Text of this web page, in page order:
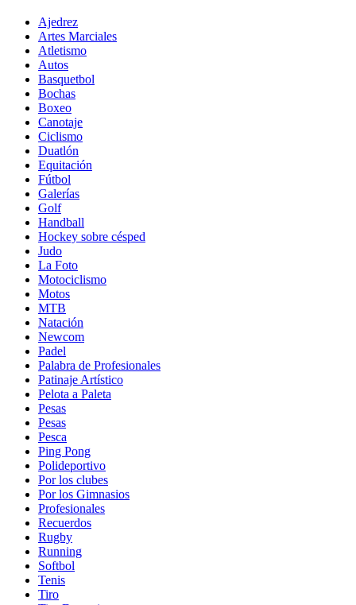
Ajedrez
Artes Marciales
Atletismo
Autos
Basquetbol
Bochas
Boxeo
Canotaje
Ciclismo
Duatlón
Equitación
Fútbol
Galerías
Golf
Handball
Hockey sobre césped
Judo
La Foto
Motociclismo
Motos
MTB
Natación
Newcom
Padel
Palabra de Profesionales
Patinaje Artístico
Pelota a Paleta
Pesas
Pesas
Pesca
Ping Pong
Polideportivo
Por los clubes
Por los Gimnasios
Profesionales
Recuerdos
Rugby
Running
Softbol
Tenis
Tiro